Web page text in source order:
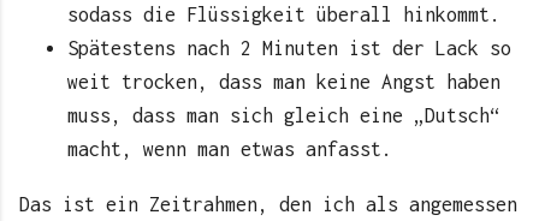
sodass die Flüssigkeit überall hinkommt.
Spätestens nach 2 Minuten ist der Lack so
weit trocken, dass man keine Angst haben
muss, dass man sich gleich eine „Dutsch“
macht, wenn man etwas anfasst.
Das ist ein Zeitrahmen, den ich als angemessen